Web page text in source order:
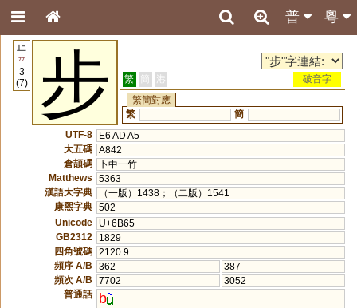
粵
普
止
77
3
(7)
步 繁 簡 港
破音字
繁簡對應
繁
簡
UTF-8
E6 AD A5
大五碼 A842
倉頡碼
卜中一竹
Matthews
5363
漢語大字典
（一版）1438；（二版）1541
康熙字典 502
Unicode
U+6B65
GB2312
1829
四角號碼 2120.9
頻序 A/B
362
387
頻次 A/B
7702
3052
普通話
b